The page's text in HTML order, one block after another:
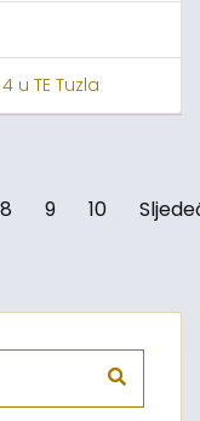
u TE Tuzla
8 9 10